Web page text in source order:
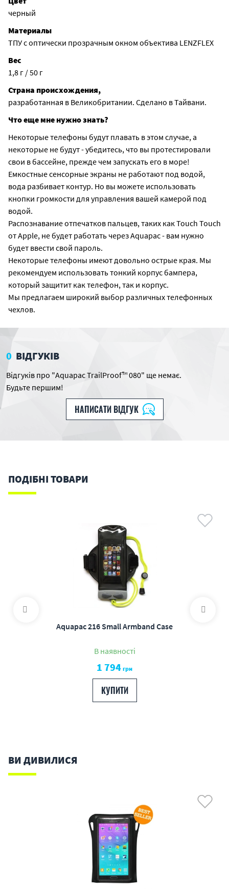
черный
Материалы
ТПУ с оптически прозрачным окном объектива LENZFLEX
Вес
1,8 г / 50 г
Страна происхождения,
разработанная в Великобритании. Сделано в Тайвани.
Что еще мне нужно знать?
Некоторые телефоны будут плавать в этом случае, а
некоторые не будут - убедитесь, что вы протестировали
свои в бассейне, прежде чем запускать его в море!
Емкостные сенсорные экраны не работают под водой,
вода разбивает контур. Но вы можете использовать
кнопки громкости для управления вашей камерой под
водой.
Распознавание отпечатков пальцев, таких как Touch Touch
от Apple, не будет работать через Aquapac - вам нужно
будет ввести свой пароль.
Некоторые телефоны имеют довольно острые края. Мы
рекомендуем использовать тонкий корпус бампера,
который защитит как телефон, так и корпус.
Мы предлагаем широкий выбор различных телефонных
чехлов.
0 ВІДГУКІВ
Відгуків про "Aquapac TrailProof™ 080" ще немає.
Будьте першим!
НАПИСАТИ ВІДГУК
ПОДІБНІ ТОВАРИ
Aquapac 216 Small Armband Case
В наявності
1 794 грн
КУПИТИ
ВИ ДИВИЛИСЯ